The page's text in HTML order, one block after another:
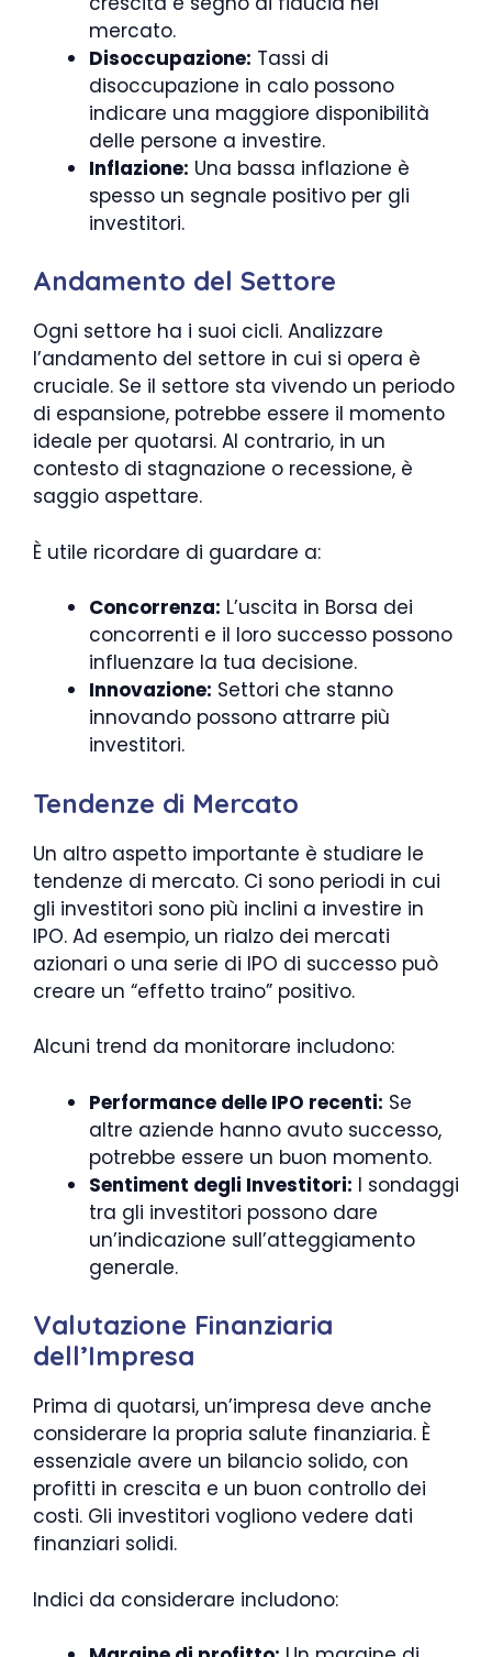
mercato.
Disoccupazione: Tassi di
disoccupazione in calo possono
indicare una maggiore disponibilità
delle persone a investire.
Inflazione: Una bassa inflazione è
spesso un segnale positivo per gli
investitori.
Andamento del Settore
Ogni settore ha i suoi cicli. Analizzare
l’andamento del settore in cui si opera è
cruciale. Se il settore sta vivendo un periodo
di espansione, potrebbe essere il momento
ideale per quotarsi. Al contrario, in un
contesto di stagnazione o recessione, è
saggio aspettare.
È utile ricordare di guardare a:
Concorrenza: L’uscita in Borsa dei
concorrenti e il loro successo possono
influenzare la tua decisione.
Innovazione: Settori che stanno
innovando possono attrarre più
investitori.
Tendenze di Mercato
Un altro aspetto importante è studiare le
tendenze di mercato. Ci sono periodi in cui
gli investitori sono più inclini a investire in
IPO. Ad esempio, un rialzo dei mercati
azionari o una serie di IPO di successo può
creare un “effetto traino” positivo.
Alcuni trend da monitorare includono:
Performance delle IPO recenti: Se
altre aziende hanno avuto successo,
potrebbe essere un buon momento.
Sentiment degli Investitori: I sondaggi
tra gli investitori possono dare
un’indicazione sull’atteggiamento
generale.
Valutazione Finanziaria
dell’Impresa
Prima di quotarsi, un’impresa deve anche
considerare la propria salute finanziaria. È
essenziale avere un bilancio solido, con
profitti in crescita e un buon controllo dei
costi. Gli investitori vogliono vedere dati
finanziari solidi.
Indici da considerare includono: